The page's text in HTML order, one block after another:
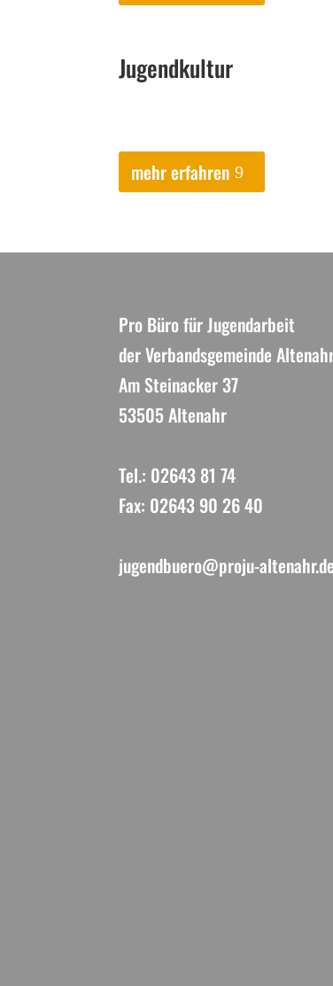
Jugendkultur
mehr erfahren
Pro Büro für Jugendarbeit
der Verbandsgemeinde
Am Steinacker 37
53505 Altenahr
Tel.: 02643 81 74
Fax: 02643 90 26 40
jugendbuero@proju-altenahr.de